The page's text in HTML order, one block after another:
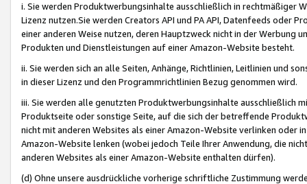
i. Sie werden Produktwerbungsinhalte ausschließlich in rechtmäßiger
Lizenz nutzen.Sie werden Creators API und PA API, Datenfeeds oder
einer anderen Weise nutzen, deren Hauptzweck nicht in der Werbung
Produkten und Dienstleistungen auf einer Amazon-Website besteht.
ii. Sie werden sich an alle Seiten, Anhänge, Richtlinien, Leitlinien und
in dieser Lizenz und den Programmrichtlinien Bezug genommen wird.
iii. Sie werden alle genutzten Produktwerbungsinhalte ausschließlich
Produktseite oder sonstige Seite, auf die sich der betreffende
nicht mit anderen Websites als einer Amazon-Website verlinken oder
Amazon-Website lenken (wobei jedoch Teile Ihrer Anwendung, die
anderen Websites als einer Amazon-Website enthalten dürfen).
(d) Ohne unsere ausdrückliche vorherige schriftliche Zustimmung